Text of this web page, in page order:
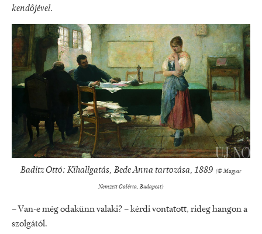
kendőjével.
Baditz Ottó: Kihallgatás, Bede Anna tartozása, 1889 (© Magyar
Nemzeti Galéria, Budapest)
– Van-e még odakünn valaki? – kérdi vontatott, rideg hangon a
szolgától.